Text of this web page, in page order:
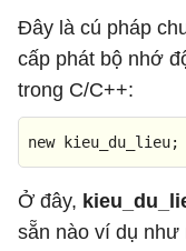
Đây là cú pháp
cấp phát bộ nhớ
trong C/C++:
new kieu_du_lieu;
Ở đây,
sẵn nào ví dụ